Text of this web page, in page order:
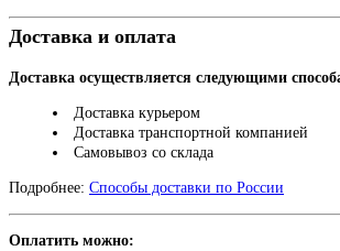
Доставка и оплата
Доставка осуществляется следующими
Доставка курьером
Доставка транспортной компанией
Самовывоз со склада
Подробнее: Способы доставки по России
Оплатить можно: